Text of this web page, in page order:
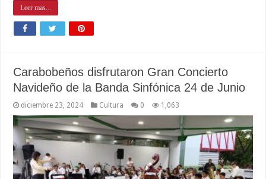
Leer mas...
Carabobeños disfrutaron Gran Concierto
Navideño de la Banda Sinfónica 24 de Junio
diciembre 23, 2024 Cultura 0 1,063